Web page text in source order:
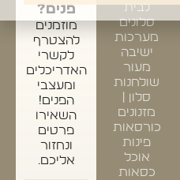
לבית
סלונים
מערכות
ישיבה
מעור
שולחנות
סלון |
מזנונים
כורסאות
פינות
אוכל
כסאות
פנים?
מוזמנים
להצטרף
לקשרי
האדריכלים
ומעצבי
הפנים!
השאירו
פרטים
ונחזור
אליכם.